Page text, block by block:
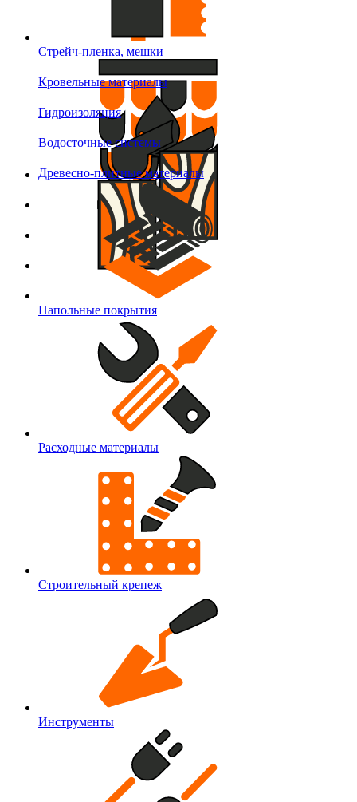
Стрейч-пленка, мешки
Кровельные материалы
Гидроизоляция
Водосточные системы
Древесно-плитные материалы
Напольные покрытия
Расходные материалы
Строительный крепеж
Инструменты